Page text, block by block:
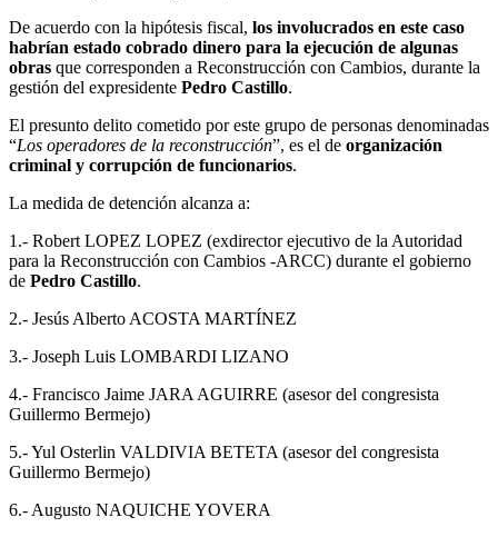
De acuerdo con la hipótesis fiscal, los involucrados en este caso
habrían estado cobrado dinero para la ejecución de algunas
obras que corresponden a Reconstrucción con Cambios, durante la
gestión del expresidente Pedro Castillo.
El presunto delito cometido por este grupo de personas denominadas
“Los operadores de la reconstrucción”, es el de organización
criminal y corrupción de funcionarios.
La medida de detención alcanza a:
1.- Robert LOPEZ LOPEZ (exdirector ejecutivo de la Autoridad
para la Reconstrucción con Cambios -ARCC) durante el gobierno
de Pedro Castillo.
2.- Jesús Alberto ACOSTA MARTÍNEZ
3.- Joseph Luis LOMBARDI LIZANO
4.- Francisco Jaime JARA AGUIRRE (asesor del congresista
Guillermo Bermejo)
5.- Yul Osterlin VALDIVIA BETETA (asesor del congresista
Guillermo Bermejo)
6.- Augusto NAQUICHE YOVERA